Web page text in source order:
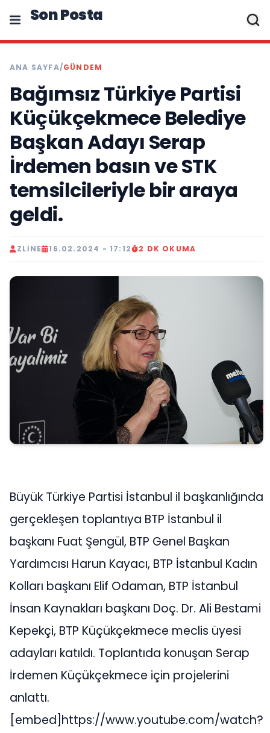
Son Posta
ANA SAYFA/GÜNDEM
Bağımsız Türkiye Partisi
Küçükçekmece Belediye
Başkan Adayı Serap
İrdemen basın ve STK
temsilcileriyle bir araya
geldi.
ZLINE 16.02.2024 - 17:12 2 DK OKUMA
Büyük Türkiye Partisi İstanbul il başkanlığında
gerçekleşen toplantıya BTP İstanbul il
başkanı Fuat Şengül, BTP Genel Başkan
Yardımcısı Harun Kayacı, BTP İstanbul Kadın
Kolları başkanı Elif Odaman, BTP İstanbul
İnsan Kaynakları başkanı Doç. Dr. Ali Bestami
Kepekçi, BTP Küçükçekmece meclis üyesi
adayları katıldı. Toplantıda konuşan Serap
İrdemen Küçükçekmece için projelerini
anlattı.
[embed]https://www.youtube.com/watch?